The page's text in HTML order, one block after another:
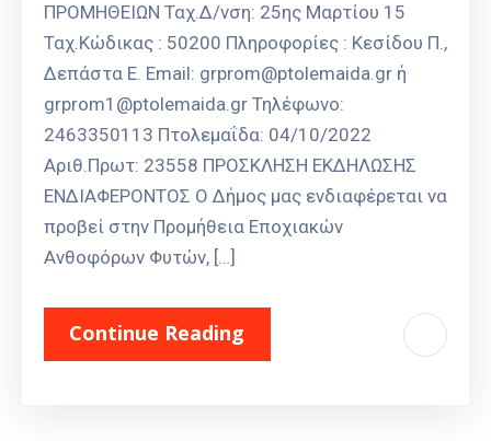
ΠΡΟΜΗΘΕΙΩΝ Ταχ.Δ/νση: 25ης Μαρτίου 15
Ταχ.Κώδικας : 50200 Πληροφορίες : Κεσίδου Π.,
Δεπάστα Ε. Email: grprom@ptolemaida.gr ή
grprom1@ptolemaida.gr Τηλέφωνο:
2463350113 Πτολεμαΐδα: 04/10/2022
Αριθ.Πρωτ: 23558 ΠΡΟΣΚΛΗΣΗ ΕΚΔΗΛΩΣΗΣ
ΕΝΔΙΑΦΕΡΟΝΤΟΣ Ο Δήμος μας ενδιαφέρεται να
προβεί στην Προμήθεια Εποχιακών
Ανθοφόρων Φυτών, […]
Continue Reading